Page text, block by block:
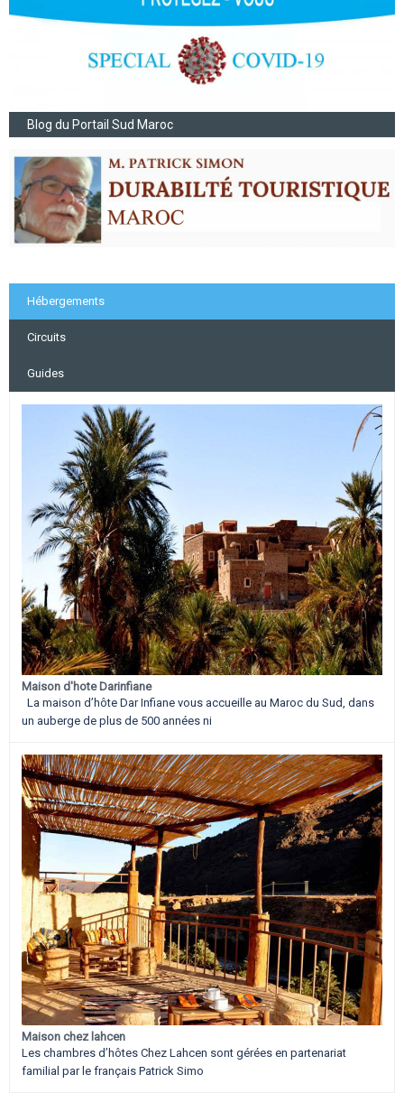
Blog du Portail Sud Maroc
Hébergements
Circuits
Guides
Maison d'hote Darinfiane
La maison d’hôte Dar Infiane vous accueille au Maroc du Sud, dans
un auberge de plus de 500 années ni
Maison chez lahcen
Les chambres d’hôtes Chez Lahcen sont gérées en partenariat
familial par le français Patrick Simo